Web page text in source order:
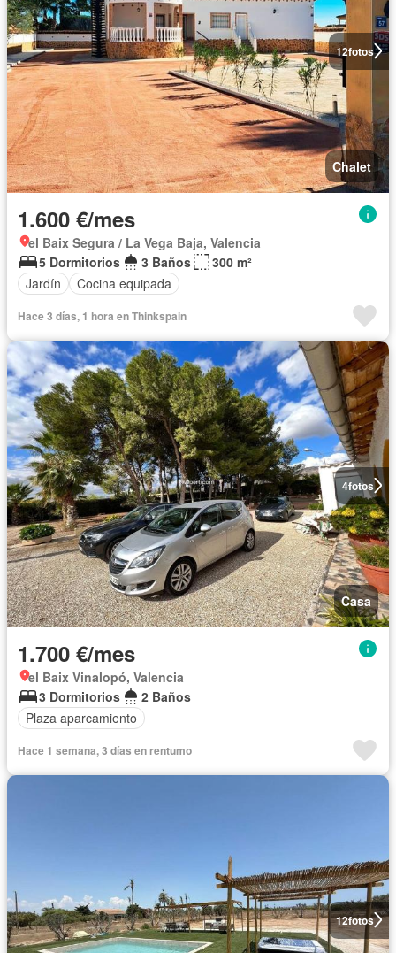
12fotos
Chalet
1.600 €/mes
el Baix Segura / La Vega Baja, Valencia
5 Dormitorios
3 Baños
300 m²
Jardín
Cocina equipada
Hace 3 días, 1 hora en Thinkspain
4fotos
Casa
1.700 €/mes
el Baix Vinalopó, Valencia
3 Dormitorios
2 Baños
Plaza aparcamiento
Hace 1 semana, 3 días en rentumo
12fotos